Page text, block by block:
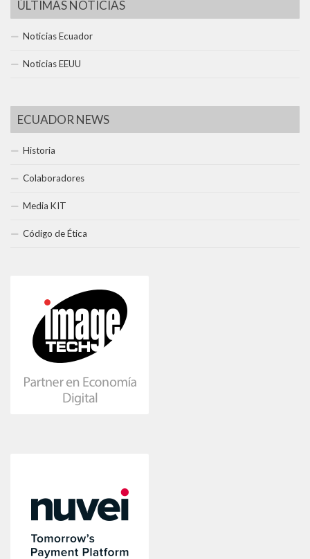
ÚLTIMAS NOTICIAS
Noticias Ecuador
Noticias EEUU
ECUADOR NEWS
Historia
Colaboradores
Media KIT
Código de Ética